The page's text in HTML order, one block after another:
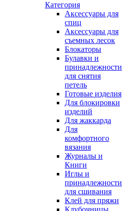
Категория
Аксессуары для
спиц
Аксессуары для
съемных лесок
Блокаторы
Булавки и
принадлежности
для снятия
петель
Готовые изделия
Для блокировки
изделий
Для жаккарда
Для
комфортного
вязания
Журналы и
Книги
Иглы и
принадлежности
для сшивания
Клей для пряжи
Клубочницы